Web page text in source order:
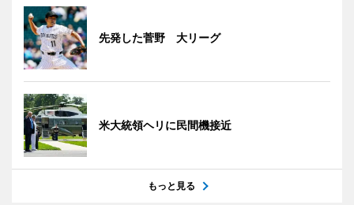
先発した菅野 大リーグ
米大統領ヘリに民間機接近
もっと見る